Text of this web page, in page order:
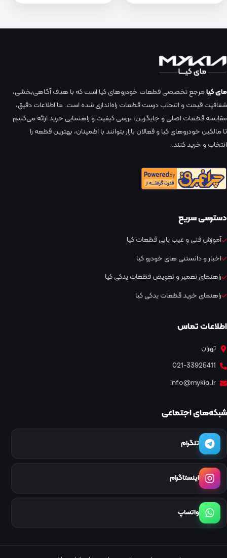
مای کیامرجع تخصصی قطعات خودروهای کیا است که با هدف آگاهی‌بخشی،
شفافیت قیمت و انتخاب درست قطعات راه‌اندازی شده است. ما اطلاعات دقیق،
مقایسه قطعات اصلی و جایگزین، بررسی کیفیت و راهنمایی خرید ارائه می‌کنیم
تا مالکین خودروهای کیا و فعالان بازار بتوانند با اطمینان، بهترین قطعه را
انتخاب و خرید کنند.
دسترسی سریع
آموزش فنی و عیب یابی قطعات کیا
اخبار و دانستنی های خودرو کیا
راهنمای تعمیر و تعویض قطعات یدکی کیا
راهنمای خرید قطعات یدکی کیا
اطلاعات تماس
تهران
021-33925411
info@mykia.ir
شبکه‌های اجتماعی
تلگرام
اینستاگرام
واتساپ